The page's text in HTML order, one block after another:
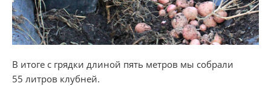
В итоге с грядки длиной пять метров мы собрали
55 литров клубней.